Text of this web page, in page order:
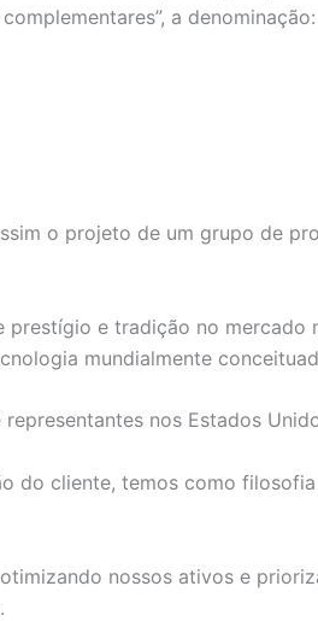
a
o projeto de um grupo de
e tradição no
mundialmente
nos Estados
do cliente, temos como
nossos ativos e